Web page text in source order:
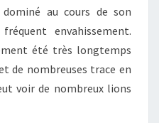
au cours de son
envahissement.
été très longtemps
de nombreuses trace en
voir de nombreux lions